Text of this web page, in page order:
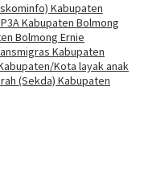
Kabupaten
Kabupaten Bolmong
Bolmong Ernie
Kabupaten
Kota layak anak
(Sekda) Kabupaten